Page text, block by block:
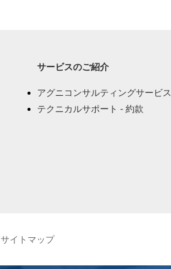
サービスのご紹介
アグニコンサルティングサービス
テクニカルサポート - 約款
サイトマップ